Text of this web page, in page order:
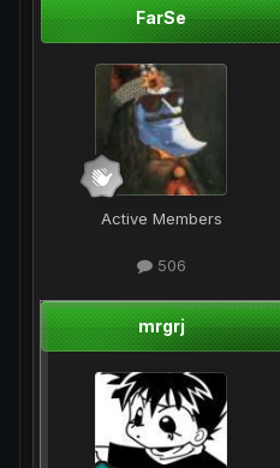
FarSe
Active Members
506
mrgrj